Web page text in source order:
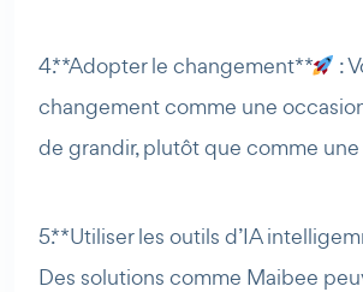
4. **Adopter le changement**
:
changement comme une
de grandir, plutôt que comme
5. **Utiliser les outils d’IA
Des solutions comme Maibee